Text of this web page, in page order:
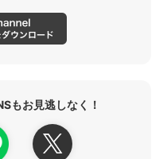
もお見逃しなく！